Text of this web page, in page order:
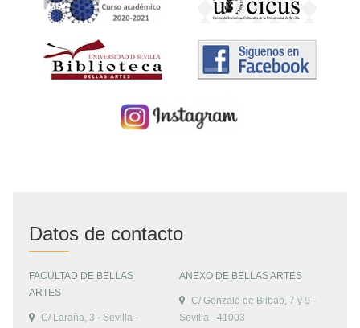
Datos de contacto
FACULTAD DE BELLAS
ARTES
C/ Laraña, 3 - Sevilla -
ANEXO DE BELLAS ARTES
C/ Gonzalo de Bilbao, 7 y 9 -
Sevilla - 41003